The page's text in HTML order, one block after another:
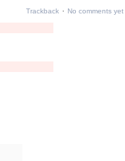
Trackback · No comments yet